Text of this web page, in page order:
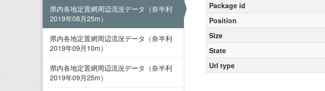
県内各地定置網周辺流況データ（奈半利
2019年08月25m）
県内各地定置網周辺流況データ（奈半利
2019年09月10m）
県内各地定置網周辺流況データ（奈半利
2019年09月25m）
Package id
Position
Size
State
Url type